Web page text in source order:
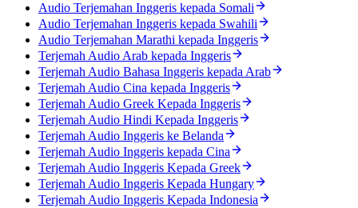
Audio Terjemahan Inggeris kepada Somali
Audio Terjemahan Inggeris kepada Swahili
Audio Terjemahan Marathi kepada Inggeris
Terjemah Audio Arab kepada Inggeris
Terjemah Audio Bahasa Inggeris kepada Arab
Terjemah Audio Cina kepada Inggeris
Terjemah Audio Greek Kepada Inggeris
Terjemah Audio Hindi Kepada Inggeris
Terjemah Audio Inggeris ke Belanda
Terjemah Audio Inggeris kepada Cina
Terjemah Audio Inggeris Kepada Greek
Terjemah Audio Inggeris Kepada Hungary
Terjemah Audio Inggeris Kepada Indonesia